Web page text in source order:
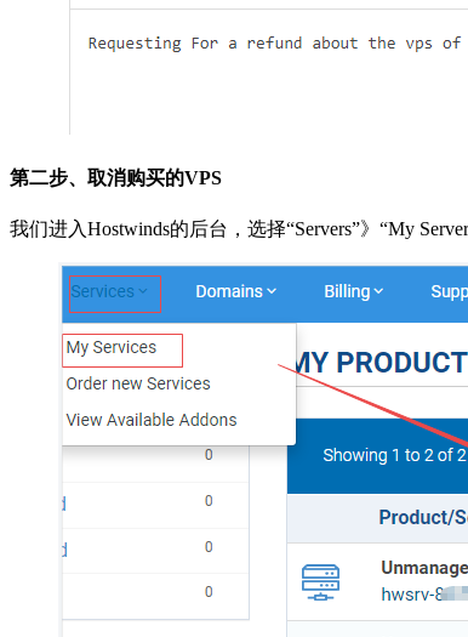
第二步、取消购买的VPS
我们进入Hostwinds的后台，选择“Servers”》“My